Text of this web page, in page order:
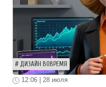
ДИЗАЙН ВОВРЕМЯ
12:06 | 28 июля